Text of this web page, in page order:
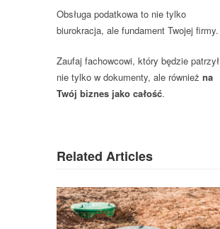
Obsługa podatkowa to nie tylko
biurokracja, ale fundament Twojej firmy.
Zaufaj fachowcowi, który będzie patrzył
nie tylko w dokumenty, ale również na
Twój biznes jako całość.
Related Articles